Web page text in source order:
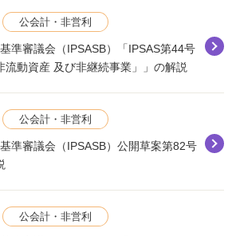
公会計・非営利
準審議会（IPSASB）「IPSAS第44号
流動資産 及び非継続事業」」の解説
公会計・非営利
準審議会（IPSASB）公開草案第82号
公会計・非営利